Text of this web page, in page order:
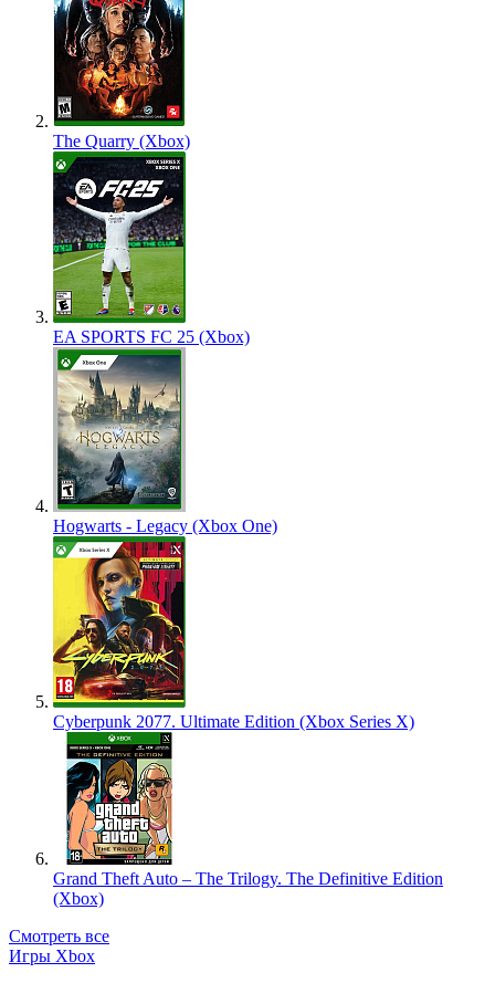
The Quarry (Xbox)
EA SPORTS FC 25 (Xbox)
Hogwarts - Legacy (Xbox One)
Cyberpunk 2077. Ultimate Edition (Xbox Series X)
Grand Theft Auto – The Trilogy. The Definitive Edition
(Xbox)
Смотреть все
Игры Xbox